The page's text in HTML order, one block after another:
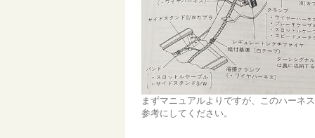
まずマニュアルよりですが、このハーネ
参考にしてください。